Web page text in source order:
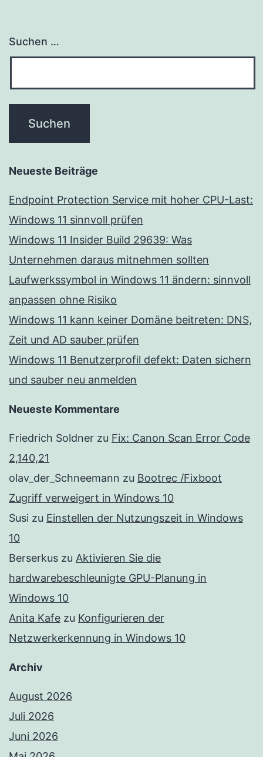
Suchen …
Neueste Beiträge
Endpoint Protection Service mit hoher CPU-Last:
Windows 11 sinnvoll prüfen
Windows 11 Insider Build 29639: Was
Unternehmen daraus mitnehmen sollten
Laufwerkssymbol in Windows 11 ändern: sinnvoll
anpassen ohne Risiko
Windows 11 kann keiner Domäne beitreten: DNS,
Zeit und AD sauber prüfen
Windows 11 Benutzerprofil defekt: Daten sichern
und sauber neu anmelden
Neueste Kommentare
Friedrich Soldner zu Fix: Canon Scan Error Code
2,140,21
olav_der_Schneemann zu Bootrec /Fixboot
Zugriff verweigert in Windows 10
Susi zu Einstellen der Nutzungszeit in Windows
10
Berserkus zu Aktivieren Sie die
hardwarebeschleunigte GPU-Planung in
Windows 10
Anita Kafe zu Konfigurieren der
Netzwerkerkennung in Windows 10
Archiv
August 2026
Juli 2026
Juni 2026